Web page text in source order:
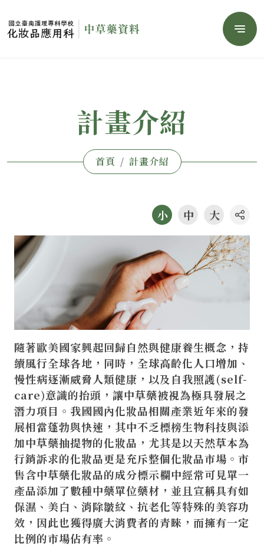
Menu
計畫介紹
首頁 計畫介紹
小 中 大 社
隨著歐美國家興起回歸自然與健康養生概念，持
續風行全球各地，同時，全球高齡化人口增加、
慢性病逐漸威脅人類健康，以及自我照護(self-
care)意識的抬頭，讓中草藥被視為極具發展之
潛力項目。我國國內化妝品相關產業近年來的發
展相當蓬勃與快速，其中不乏標榜生物科技與添
加中草藥抽提物的化妝品，尤其是以天然草本為
行銷訴求的化妝品更是充斥整個化妝品市場。市
售含中草藥化妝品的成分標示欄中經常可見單一
產品添加了數種中藥單位藥材，並且宣稱具有如
保濕、美白、消除皺紋、抗老化等特殊的美容功
效，因此也獲得廣大消費者的青睞，而擁有一定
比例的市場佔有率。